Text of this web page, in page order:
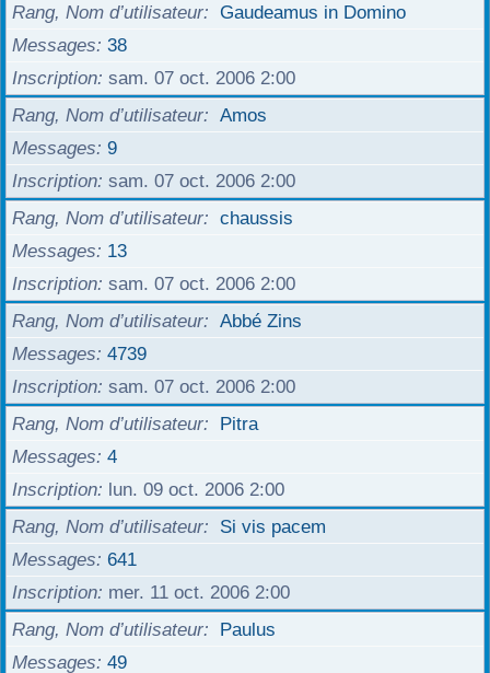
Rang, Nom d’utilisateur
Gaudeamus in Domino
Messages
38
Inscription sam. 07 oct. 2006 2:00
Rang, Nom d’utilisateur
Amos
Messages
9
Inscription sam. 07 oct. 2006 2:00
Rang, Nom d’utilisateur
chaussis
Messages
13
Inscription sam. 07 oct. 2006 2:00
Rang, Nom d’utilisateur
Abbé Zins
Messages
4739
Inscription sam. 07 oct. 2006 2:00
Rang, Nom d’utilisateur
Pitra
Messages
4
Inscription
lun. 09 oct. 2006 2:00
Rang, Nom d’utilisateur
Si vis pacem
Messages
641
Inscription
mer. 11 oct. 2006 2:00
Rang, Nom d’utilisateur
Paulus
Messages
49